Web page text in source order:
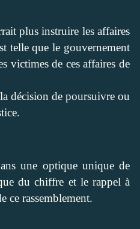
plus instruire les affaires
telle que le gouvernement
victimes de ces affaires de
décision de poursuivre ou
une optique unique de
du chiffre et le rappel à
ce rassemblement.